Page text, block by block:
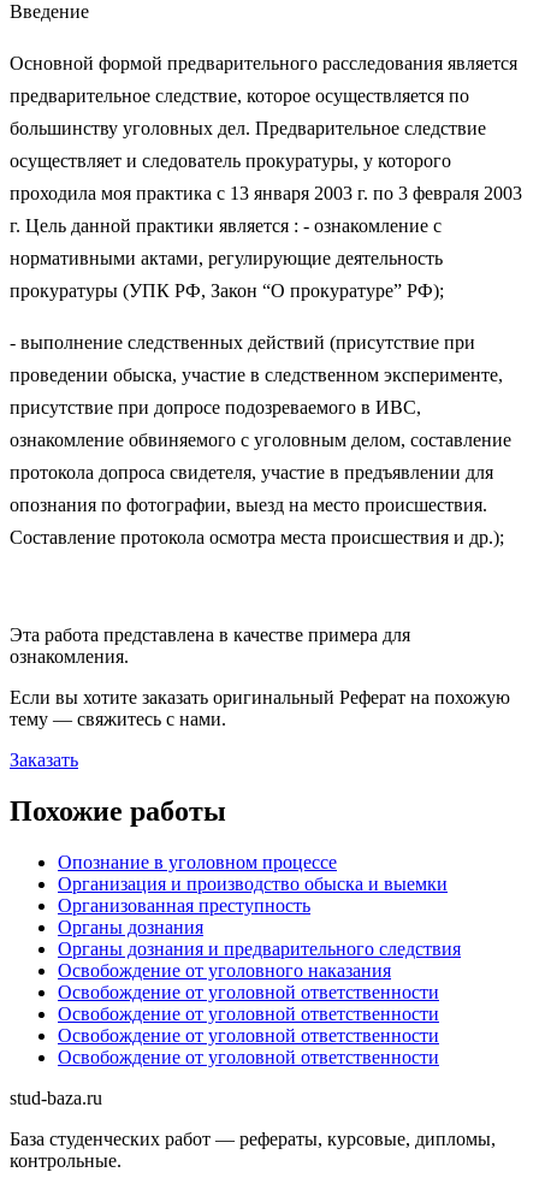
Введение
Основной формой предварительного расследования является
предварительное следствие, которое осуществляется по
большинству уголовных дел. Предварительное следствие
осуществляет и следователь прокуратуры, у которого
проходила моя практика с 13 января 2003 г. по 3 февраля 2003
г. Цель данной практики является : - ознакомление с
нормативными актами, регулирующие деятельность
прокуратуры (УПК РФ, Закон “О прокуратуре” РФ);
- выполнение следственных действий (присутствие при
проведении обыска, участие в следственном эксперименте,
присутствие при допросе подозреваемого в ИВС,
ознакомление обвиняемого с уголовным делом, составление
протокола допроса свидетеля, участие в предъявлении для
опознания по фотографии, выезд на место происшествия.
Составление протокола осмотра места происшествия и др.);
Эта работа представлена в качестве примера для
ознакомления.
Если вы хотите заказать оригинальный Реферат на похожую
тему — свяжитесь с нами.
Заказать
Похожие работы
Опознание в уголовном процессе
Организация и производство обыска и выемки
Организованная преступность
Органы дознания
Органы дознания и предварительного следствия
Освобождение от уголовного наказания
Освобождение от уголовной ответственности
Освобождение от уголовной ответственности
Освобождение от уголовной ответственности
Освобождение от уголовной ответственности
stud-baza.ru
База студенческих работ — рефераты, курсовые, дипломы,
контрольные.